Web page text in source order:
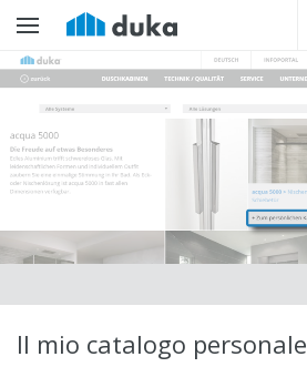
Il mio catalogo personale